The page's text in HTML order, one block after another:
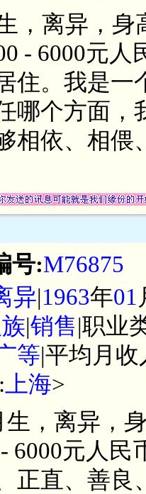
，离异，
- 6000元
住。我是一
哪个方面，
相依、相偎
号:M76875
异|1963年01
|销售|职业
等|平均月收
上海>
生，离异，
6000元人
正直、善